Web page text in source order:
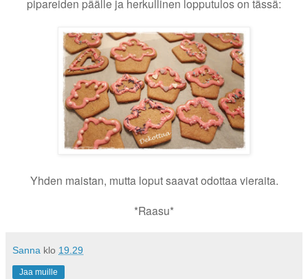
pipareiden päälle ja herkullinen lopputulos on tässä:
Yhden maistan, mutta loput saavat odottaa vieraita.
*Raasu*
Sanna klo 19.29
Jaa muille